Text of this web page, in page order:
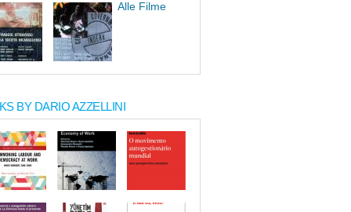
Alle Filme
BY DARIO AZZELLINI